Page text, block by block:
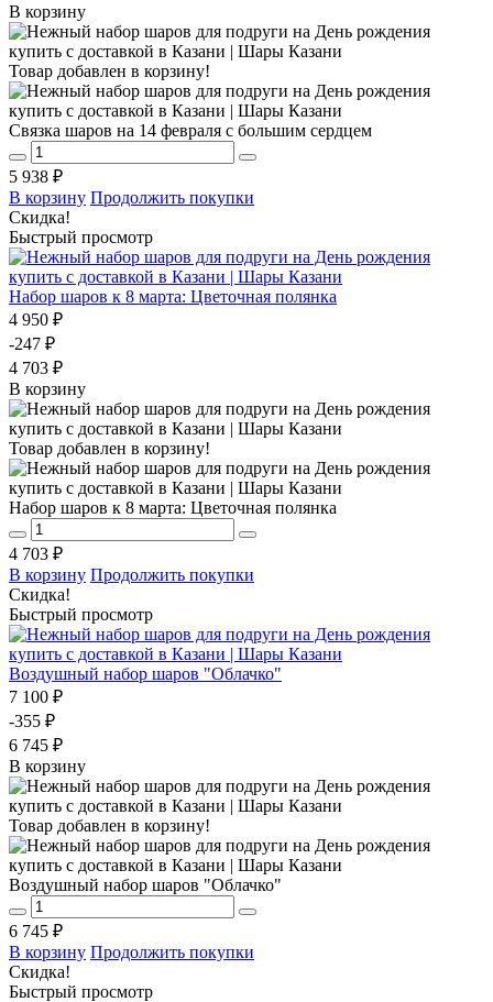
В корзину
Товар добавлен в корзину!
Связка шаров на 14 февраля с большим сердцем
5 938 ₽
В корзину Продолжить покупки
Скидка!
Быстрый просмотр
Набор шаров к 8 марта: Цветочная полянка
4 950 ₽
-247 ₽
4 703 ₽
В корзину
Товар добавлен в корзину!
Набор шаров к 8 марта: Цветочная полянка
4 703 ₽
В корзину Продолжить покупки
Скидка!
Быстрый просмотр
Воздушный набор шаров "Облачко"
7 100 ₽
-355 ₽
6 745 ₽
В корзину
Товар добавлен в корзину!
Воздушный набор шаров "Облачко"
6 745 ₽
В корзину Продолжить покупки
Скидка!
Быстрый просмотр